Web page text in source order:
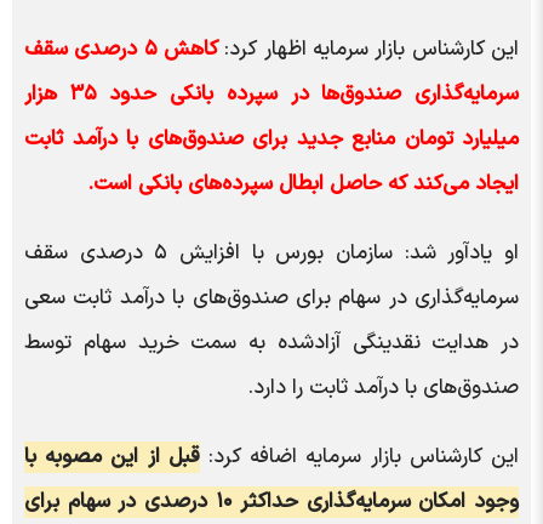
این کارشناس بازار سرمایه اظهار کرد:
کاهش ۵ درصدی سقف
سرمایه‌گذاری صندوق‌ها در سپرده بانکی حدود ۳۵ هزار
میلیارد تومان منابع جدید برای صندوق‌های با درآمد ثابت
ایجاد می‌کند که حاصل ابطال سپرده‌های بانکی است.
او یادآور شد: سازمان بورس با افزایش ۵ درصدی سقف
سرمایه‌گذاری در سهام برای صندوق‌های با درآمد ثابت سعی
در هدایت نقدینگی آزادشده به سمت خرید سهام توسط
صندوق‌های با درآمد ثابت را دارد.
این کارشناس بازار سرمایه اضافه کرد:قبل از این مصوبه با
وجود امکان سرمایه‌گذاری حداکثر ۱۰ درصدی در سهام برای